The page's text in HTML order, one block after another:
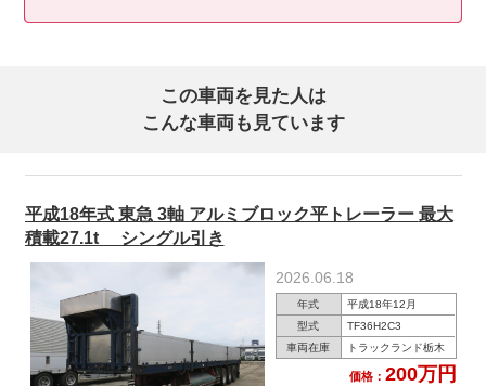
この車両を見た人は
こんな車両も見ています
平成18年式 東急 3軸 アルミブロック平トレーラー 最大
積載27.1t シングル引き
2026.06.18
年式
平成18年12月
型式
TF36H2C3
車両在庫
トラックランド栃木
価格： 200万円